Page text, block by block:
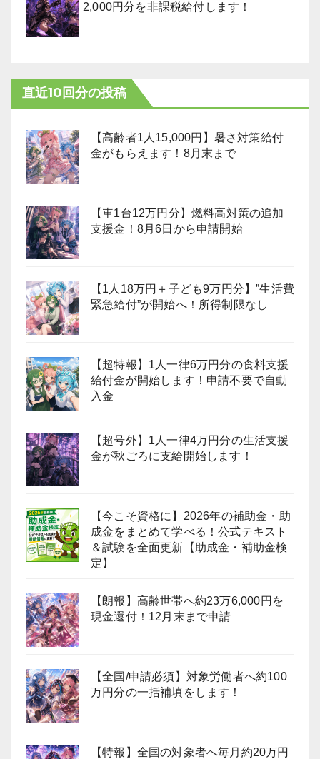
2,000円分を非課税給付します！
直近10回分の投稿
【高齢者1人15,000円】暑さ対策給付
金がもらえます！8月末まで
【車1台12万円分】燃料高対策の追加
支援金！8月6日から申請開始
【1人18万円＋子ども9万円分】”生活費
緊急給付”が開始へ！所得制限なし
【超特報】1人一律6万円分の食料支援
給付金が開始します！申請不要で自動
入金
【超号外】1人一律4万円分の生活支援
金が秋ごろに支給開始します！
【今こそ資格に】2026年の補助金・助
成金をまとめて学べる！公式テキスト
＆試験を全面更新【助成金・補助金検
定】
【朗報】高齢世帯へ約23万6,000円を
現金還付！12月末まで申請
【全国/申請必須】対象労働者へ約100
万円分の一括補填をします！
【特報】全国の対象者へ毎月約20万円